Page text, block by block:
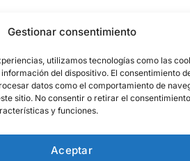
Gestionar consentimiento
utilizamos tecnologías como las
del dispositivo. El consentimiento
datos como el comportamiento de
sitio. No consentir o retirar el
y funciones.
Aceptar